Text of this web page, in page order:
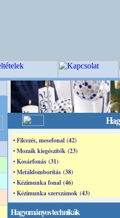
• Filcezés, mesefonal (42)
• Mozaik kiegészítők (23)
• Kosárfonás (31)
• Metáldomborítás (38)
• Kézimunka fonal (46)
• Kézimunka szerszámok (43)
Hagyományos technikák